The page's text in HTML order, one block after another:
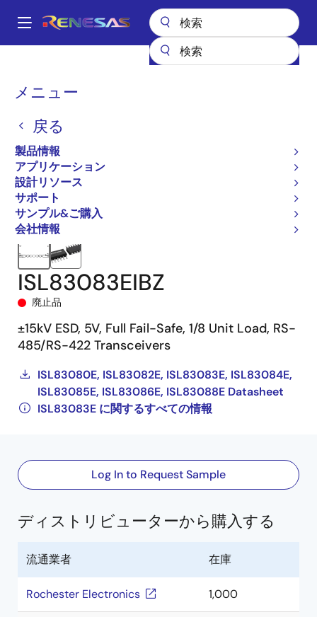
ン
Main
メニュー
戻る
製品情報
アプリケーション
設計リソース
サポート
サンプル&ご購入
会社情報
パ
く
ず
ISL83083E
ISL83083EIBZ
廃止品
±15kV ESD, 5V, Full Fail-Safe, 1/8 Unit Load, RS-
485/RS-422 Transceivers
ISL83080E, ISL83082E, ISL83083E, ISL83084E,
ISL83085E, ISL83086E, ISL83088E Datasheet
ISL83083E に関するすべての情報
Log In to Request Sample
ディストリビューターから購入する
流通業者 在庫
Rochester Electronics 1,000